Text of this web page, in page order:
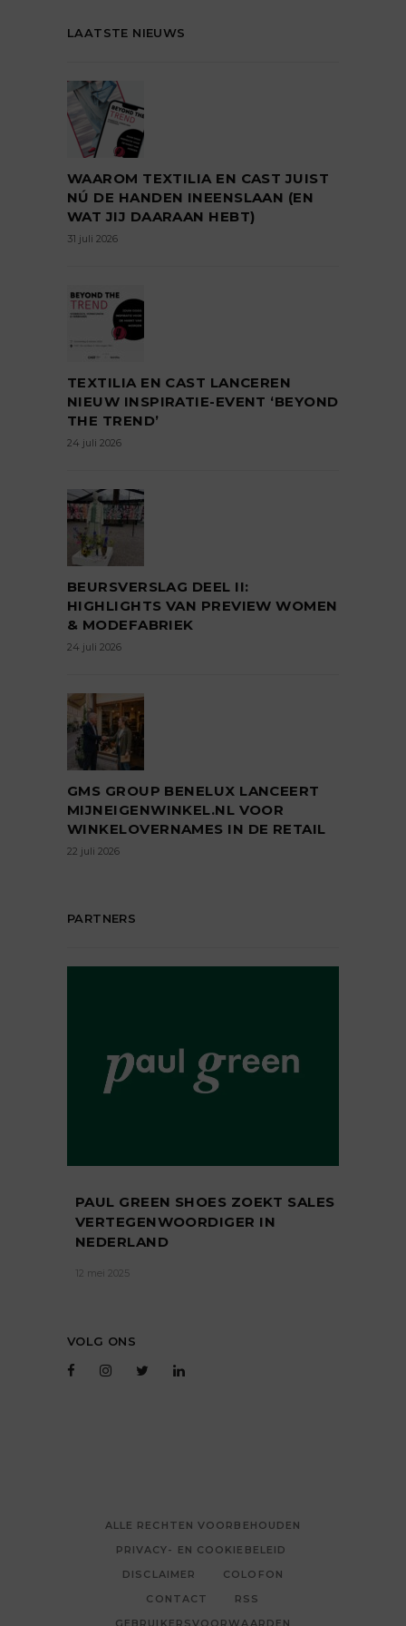
LAATSTE NIEUWS
WAAROM TEXTILIA EN CAST JUIST
NÚ DE HANDEN INEENSLAAN (EN
WAT JIJ DAARAAN HEBT)
31 juli 2026
TEXTILIA EN CAST LANCEREN
NIEUW INSPIRATIE-EVENT ‘BEYOND
THE TREND’
24 juli 2026
BEURSVERSLAG DEEL II:
HIGHLIGHTS VAN PREVIEW WOMEN
& MODEFABRIEK
24 juli 2026
GMS GROUP BENELUX LANCEERT
MIJNEIGENWINKEL.NL VOOR
WINKELOVERNAMES IN DE RETAIL
22 juli 2026
PARTNERS
PAUL GREEN SHOES ZOEKT SALES
VERTEGENWOORDIGER IN
NEDERLAND
12 mei 2025
VOLG ONS
ALLE RECHTEN VOORBEHOUDEN
PRIVACY- EN COOKIEBELEID
DISCLAIMER
COLOFON
CONTACT
RSS